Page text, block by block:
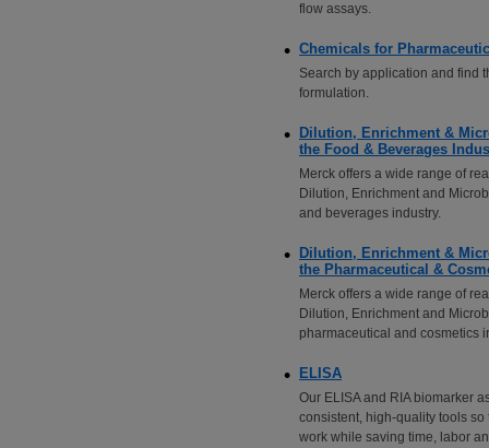
flow assays.
Chemicals for
Search by application and find
formulation.
Dilution, Enrichment &
the Food & Beverages
Merck offers a wide range of
Dilution, Enrichment and
and beverages industry.
Dilution, Enrichment &
the Pharmaceutical &
Merck offers a wide range of
Dilution, Enrichment and
pharmaceutical and cosmetics
ELISA
Our ELISA and RIA biomarker
consistent, high-quality tools
work while saving time, labor